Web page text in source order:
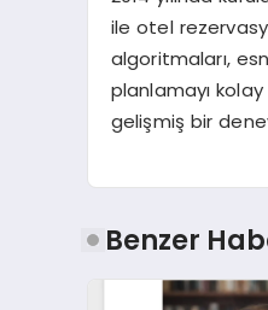
ile otel
algoritmaları,
planlamayı kolay
gelişmiş bir
Benzer